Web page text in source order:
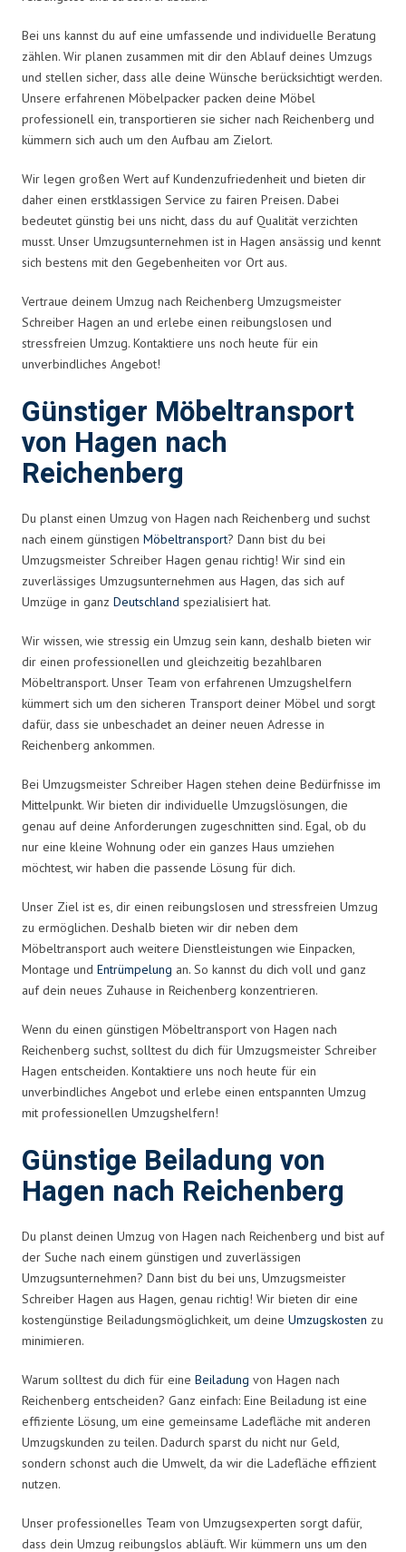
Bei uns kannst du auf eine umfassende und individuelle Beratung
zählen. Wir planen zusammen mit dir den Ablauf deines Umzugs
und stellen sicher, dass alle deine Wünsche berücksichtigt werden.
Unsere erfahrenen Möbelpacker packen deine Möbel
professionell ein, transportieren sie sicher nach Reichenberg und
kümmern sich auch um den Aufbau am Zielort.
Wir legen großen Wert auf Kundenzufriedenheit und bieten dir
daher einen erstklassigen Service zu fairen Preisen. Dabei
bedeutet günstig bei uns nicht, dass du auf Qualität verzichten
musst. Unser Umzugsunternehmen ist in Hagen ansässig und kennt
sich bestens mit den Gegebenheiten vor Ort aus.
Vertraue deinem Umzug nach Reichenberg Umzugsmeister
Schreiber Hagen an und erlebe einen reibungslosen und
stressfreien Umzug. Kontaktiere uns noch heute für ein
unverbindliches Angebot!
Günstiger Möbeltransport
von Hagen nach
Reichenberg
Du planst einen Umzug von Hagen nach Reichenberg und suchst
nach einem günstigen Möbeltransport? Dann bist du bei
Umzugsmeister Schreiber Hagen genau richtig! Wir sind ein
zuverlässiges Umzugsunternehmen aus Hagen, das sich auf
Umzüge in ganz Deutschland spezialisiert hat.
Wir wissen, wie stressig ein Umzug sein kann, deshalb bieten wir
dir einen professionellen und gleichzeitig bezahlbaren
Möbeltransport. Unser Team von erfahrenen Umzugshelfern
kümmert sich um den sicheren Transport deiner Möbel und sorgt
dafür, dass sie unbeschadet an deiner neuen Adresse in
Reichenberg ankommen.
Bei Umzugsmeister Schreiber Hagen stehen deine Bedürfnisse im
Mittelpunkt. Wir bieten dir individuelle Umzugslösungen, die
genau auf deine Anforderungen zugeschnitten sind. Egal, ob du
nur eine kleine Wohnung oder ein ganzes Haus umziehen
möchtest, wir haben die passende Lösung für dich.
Unser Ziel ist es, dir einen reibungslosen und stressfreien Umzug
zu ermöglichen. Deshalb bieten wir dir neben dem
Möbeltransport auch weitere Dienstleistungen wie Einpacken,
Montage und Entrümpelung an. So kannst du dich voll und ganz
auf dein neues Zuhause in Reichenberg konzentrieren.
Wenn du einen günstigen Möbeltransport von Hagen nach
Reichenberg suchst, solltest du dich für Umzugsmeister Schreiber
Hagen entscheiden. Kontaktiere uns noch heute für ein
unverbindliches Angebot und erlebe einen entspannten Umzug
mit professionellen Umzugshelfern!
Günstige Beiladung von
Hagen nach Reichenberg
Du planst deinen Umzug von Hagen nach Reichenberg und bist auf
der Suche nach einem günstigen und zuverlässigen
Umzugsunternehmen? Dann bist du bei uns, Umzugsmeister
Schreiber Hagen aus Hagen, genau richtig! Wir bieten dir eine
kostengünstige Beiladungsmöglichkeit, um deine Umzugskosten zu
minimieren.
Warum solltest du dich für eine Beiladung von Hagen nach
Reichenberg entscheiden? Ganz einfach: Eine Beiladung ist eine
effiziente Lösung, um eine gemeinsame Ladefläche mit anderen
Umzugskunden zu teilen. Dadurch sparst du nicht nur Geld,
sondern schonst auch die Umwelt, da wir die Ladefläche effizient
nutzen.
Unser professionelles Team von Umzugsexperten sorgt dafür,
dass dein Umzug reibungslos abläuft. Wir kümmern uns um den